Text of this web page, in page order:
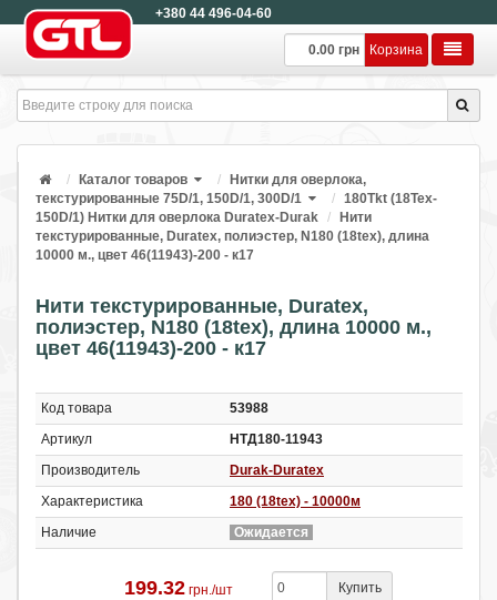
+380 44 496-04-60
0.00 грн Корзина
Каталог товаров
Нитки для оверлока,
текстурированные 75D/1, 150D/1, 300D/1
180Tkt (18Tex-
150D/1) Нитки для оверлока Duratex-Durak
Нити
текстурированные, Duratex, полиэстер, N180 (18tex), длина
10000 м., цвет 46(11943)-200 - к17
Нити текстурированные, Duratex,
полиэстер, N180 (18tex), длина 10000 м.,
цвет 46(11943)-200 - к17
Код товара
53988
Артикул
НТД180-11943
Производитель
Durak-Duratex
Характеристика
180 (18tex) - 10000м
Наличие
Ожидается
199.32 грн./шт Купить